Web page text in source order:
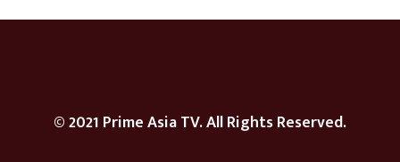
© 2021 Prime Asia TV. All Rights Reserved.